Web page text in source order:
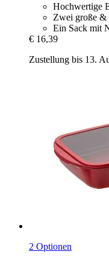
Hochwertige
Zwei große &
Ein Sack mit
€ 16,39
Zustellung bis 13.
2 Optionen